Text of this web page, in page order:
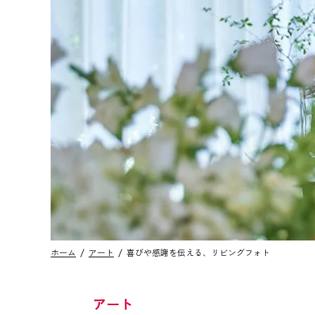
ホーム アート 喜びや感謝を伝える、リビングフォト
アート